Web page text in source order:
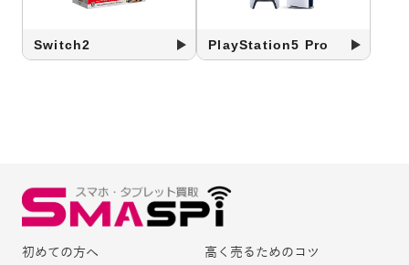
Switch2 PlayStation5 Pro
初めての方へ
高く売るためのコツ